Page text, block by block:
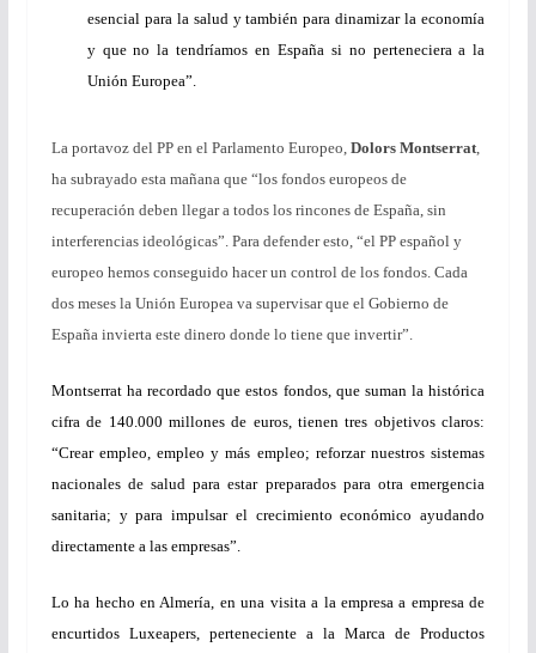
esencial para la salud y también para dinamizar la economía
y que no la tendríamos en España si no perteneciera a la
Unión Europea”.
La portavoz del PP en el Parlamento Europeo, Dolors Montserrat,
ha subrayado esta mañana que “los fondos europeos de
recuperación deben llegar a todos los rincones de España, sin
interferencias ideológicas”. Para defender esto, “el PP español y
europeo hemos conseguido hacer un control de los fondos. Cada
dos meses la Unión Europea va supervisar que el Gobierno de
España invierta este dinero donde lo tiene que invertir”.
Montserrat ha recordado que estos fondos, que suman la histórica
cifra de 140.000 millones de euros, tienen tres objetivos claros:
“Crear empleo, empleo y más empleo; reforzar nuestros sistemas
nacionales de salud para estar preparados para otra emergencia
sanitaria; y para impulsar el crecimiento económico ayudando
directamente a las empresas”.
Lo ha hecho en Almería, en una visita a la empresa a empresa de
encurtidos Luxeapers, perteneciente a la Marca de Productos